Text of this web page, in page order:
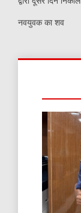
नवयुवक का शव